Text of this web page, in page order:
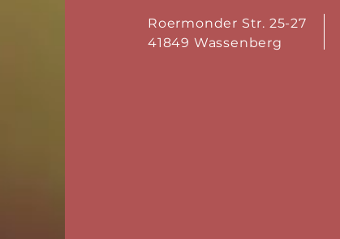
Roermonder Str. 25-27
41849 Wassenberg